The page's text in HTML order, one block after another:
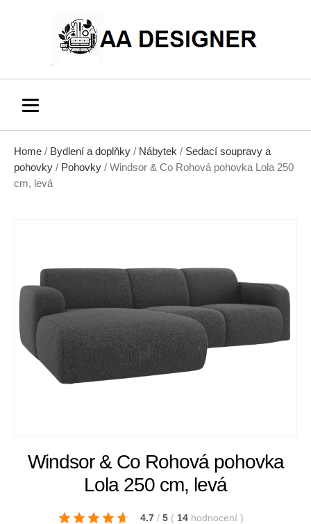
Home / Bydlení a doplňky / Nábytek / Sedací soupravy a
pohovky / Pohovky / Windsor & Co Rohová pohovka Lola 250
cm, levá
Windsor & Co Rohová pohovka
Lola 250 cm, levá
4.7 / 5 ( 14 hodnocení )